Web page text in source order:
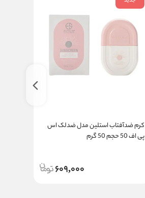
کرم ضدآفتاب استلین مدل ضدلک اس
پی اف 50 حجم 50 گرم
609,000